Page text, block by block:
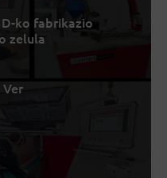
ko fabrikazio
zelula
Ver